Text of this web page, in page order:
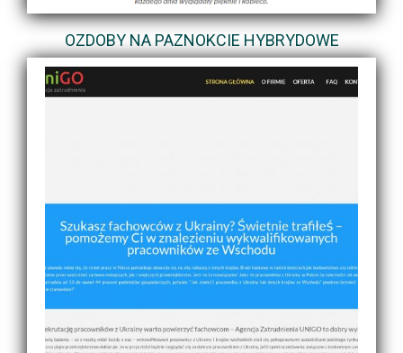
OZDOBY NA PAZNOKCIE HYBRYDOWE